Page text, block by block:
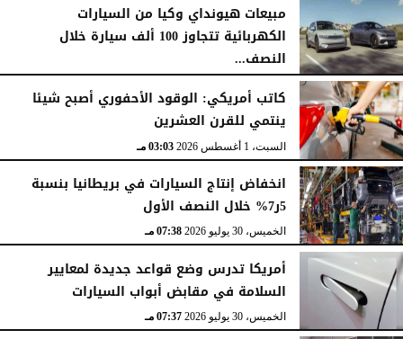
مبيعات هيونداي وكيا من السيارات
الكهربائية تتجاوز 100 ألف سيارة خلال
النصف...
الأحد، 2 أغسطس 2026 06:17 مـ
كاتب أمريكي: الوقود الأحفوري أصبح شيئا
ينتمي للقرن العشرين
السبت، 1 أغسطس 2026 03:03 مـ
انخفاض إنتاج السيارات في بريطانيا بنسبة
5ر7% خلال النصف الأول
الخميس، 30 يوليو 2026 07:38 مـ
أمريكا تدرس وضع قواعد جديدة لمعايير
السلامة في مقابض أبواب السيارات
الخميس، 30 يوليو 2026 07:37 مـ